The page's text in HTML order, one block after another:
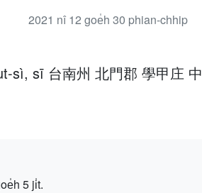
2021 nî 12 goe̍h 30 phian-chhip
sì, sī 台南州 北門郡 學甲庄 中
5 ji̍t.